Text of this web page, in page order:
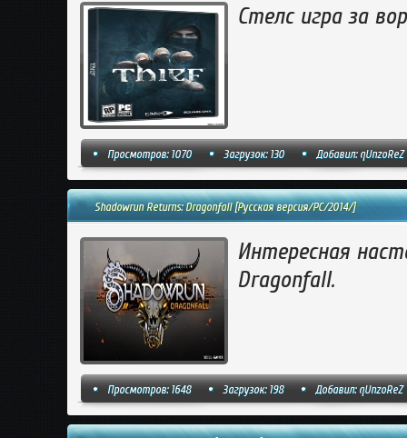
Стелс игра за
Просмотров: 1070 Загрузок: 130 Добавил:qUnzoReZ
Shadowrun Returns: Dragonfall [Русская версия/PC/2014/]
Интересная
Dragonfall.
Просмотров: 1648 Загрузок: 198 Добавил:qUnzoReZ